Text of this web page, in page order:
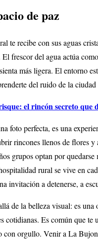
de paz
te recibe con sus aguas
frescor del agua actúa
más ligera. El entorno
del ruido de la
el rincón secreto que
foto perfecta, es una
rincones llenos de flores
grupos optan por
rural se vive en
invitación a detenerse, a
de la belleza visual: es
cotidianas. Es común que te
con orgullo. Venir a La